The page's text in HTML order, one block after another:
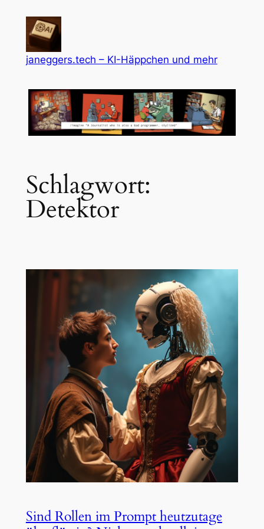
springen
janeggers.tech – KI-Häppchen und mehr
Schlagwort:
Detektor
Sind Rollen im Prompt heutzutage